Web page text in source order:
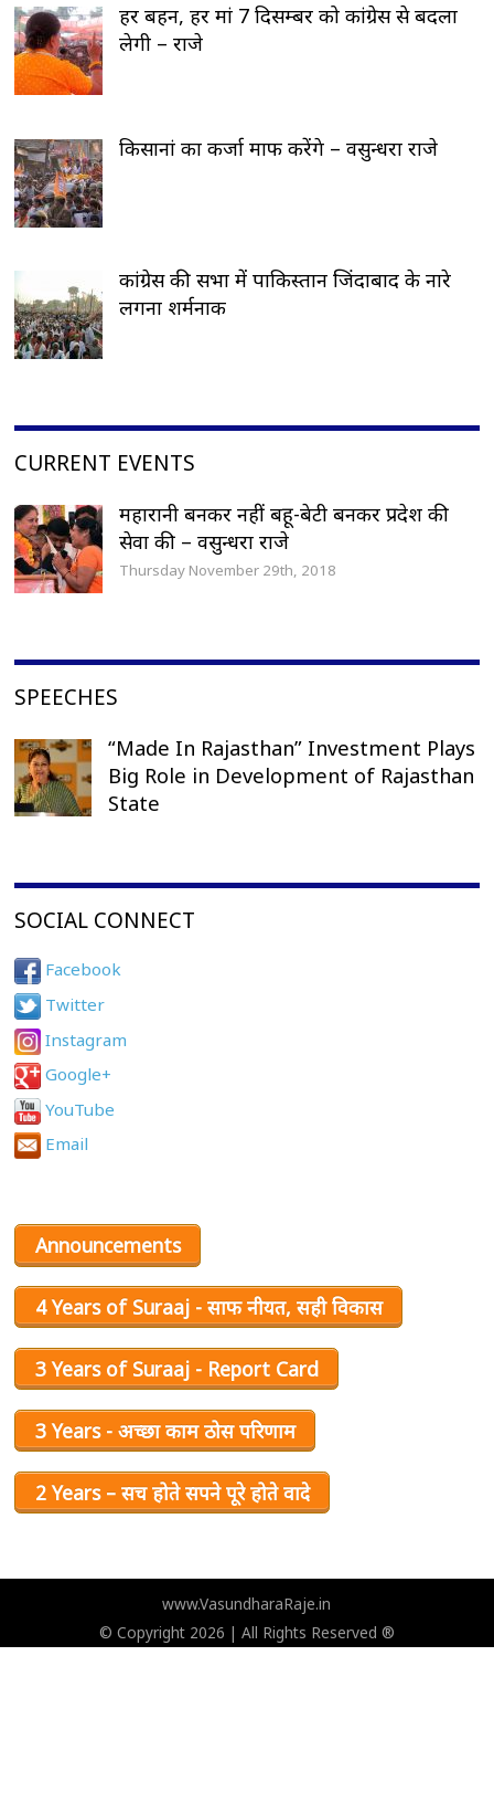
हर बहन, हर मां 7 दिसम्बर को कांग्रेस से बदला
लेगी – राजे
किसानां का कर्जा माफ करेंगे – वसुन्धरा राजे
कांग्रेस की सभा में पाकिस्तान जिंदाबाद के नारे
लगना शर्मनाक
CURRENT EVENTS
महारानी बनकर नहीं बहू-बेटी बनकर प्रदेश की
सेवा की – वसुन्धरा राजे
Thursday November 29th, 2018
SPEECHES
“Made In Rajasthan” Investment Plays
Big Role in Development of Rajasthan
State
SOCIAL CONNECT
Facebook
Twitter
Instagram
Google+
YouTube
Email
Announcements
4 Years of Suraaj - साफ नीयत, सही विकास
3 Years of Suraaj - Report Card
3 Years - अच्छा काम ठोस परिणाम
2 Years – सच होते सपने पूरे होते वादे
www.VasundharaRaje.in
© Copyright 2026 | All Rights Reserved ®